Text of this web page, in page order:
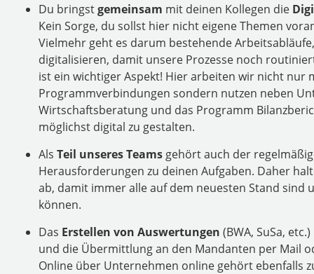
Du bringstgemeinsam mit deinen Kollegen die
Kein Sorge, du sollst hier nicht eigene Themen
Vielmehr geht es darum bestehende
digitalisieren, damit unsere Prozesse noch
ist ein wichtiger Aspekt! Hier arbeiten wir nicht nur
Programmverbindungen sondern nutzen neben
Wirtschaftsberatung und das Programm
möglichst digital zu gestalten.
Als Teil unseres Teams gehört auch der
Herausforderungen zu deinen Aufgaben. Daher
ab, damit immer alle auf dem neuesten Stand sind
können.
Das Erstellen von Auswertungen (BWA, SuSa,
und die Übermittlung an den Mandanten per Mail
Online über Unternehmen online gehört ebenfalls